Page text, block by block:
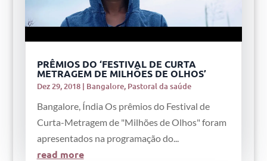
PRÊMIOS DO ‘FESTIVAL DE CURTA
METRAGEM DE MILHÕES DE OLHOS’
Dez 29, 2018| Bangalore, Pastoral da saúde
Bangalore, Índia Os prêmios do Festival de
Curta-Metragem de "Milhões de Olhos" foram
apresentados na programação do...
read more